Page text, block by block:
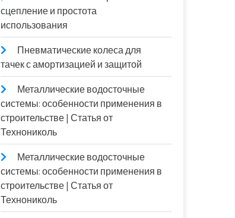
сцепление и простота
использования
Пневматические колеса для
тачек с амортизацией и защитой
Металлические водосточные
системы: особенности применения в
строительстве | Статья от
Технониколь
Металлические водосточные
системы: особенности применения в
строительстве | Статья от
Технониколь